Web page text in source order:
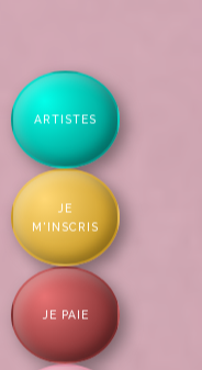
ARTISTES
JE
M'INSCRIS
JE PAIE